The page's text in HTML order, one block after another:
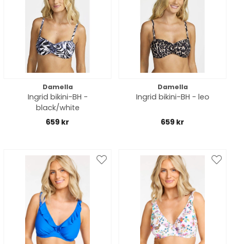
Damella
Ingrid bikini-BH -
black/white
659 kr
Damella
Ingrid bikini-BH - leo
659 kr